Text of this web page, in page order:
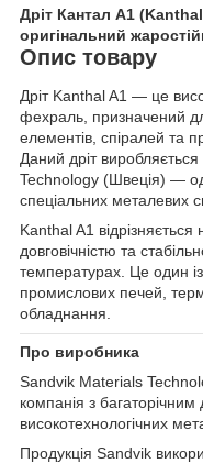
Дріт Кантал A1
оригінальний
Опис товару
Дріт Kanthal A1 — це
фехраль, призначений
елементів, спіралей та
Даний дріт
Technology (Швеція) —
спеціальних металевих
Kanthal A1
довговічністю та
температурах. Це один
промислових печей,
обладнання.
Про виробника
Sandvik Materials
компанія з багаторічним
високотехнологічних
Продукція Sandvik